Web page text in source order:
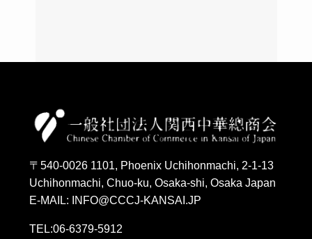
〒540-0026 1101, Phoenix Uchihonmachi, 2-1-13
Uchihonmachi, Chuo-ku, Osaka-shi, Osaka Japan
E-MAIL: INFO@CCCJ-KANSAI.JP
TEL:06-6379-5912